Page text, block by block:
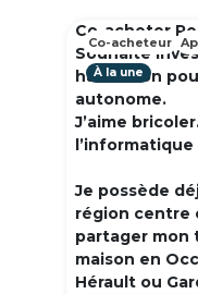
Co-acheter
Souhaite
habitation
autonome.
J’aime
Je possède
région centre
partager mon
maison en
Hérault ou
À la une
Co-acheteur